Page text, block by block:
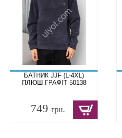
БАТНИК JJF (L-4XL)
ПЛЮШ ГРАФІТ 50138
749 грн.